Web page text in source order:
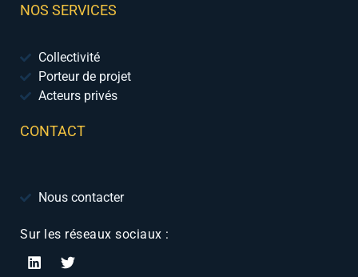
NOS SERVICES
Collectivité
Porteur de projet
Acteurs privés
CONTACT
Nous contacter
Sur les réseaux sociaux :